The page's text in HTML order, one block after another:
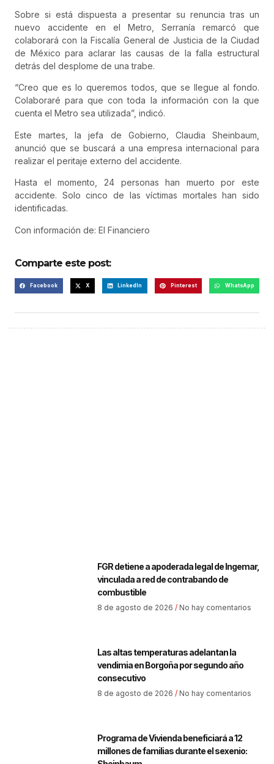
Sobre si está dispuesta a presentar su renuncia tras un
nuevo accidente en el Metro, Serranía remarcó que
colaborará con la Fiscalía General de Justicia de la Ciudad
de México para aclarar las causas de la falla estructural
detrás del desplome de una trabe.
“Creo que es lo queremos todos, que se llegue al fondo.
Colaboraré para que con toda la información con la que
cuenta el Metro sea utilizada”, indicó.
Este martes, la jefa de Gobierno, Claudia Sheinbaum,
anunció que se buscará a una empresa internacional para
realizar el peritaje externo del accidente.
Hasta el momento, 24 personas han muerto por este
accidente. Solo cinco de las víctimas mortales han sido
identificadas.
Con información de: El Financiero
Comparte este post:
Facebook X LinkedIn Pinterest WhatsApp
FGR detiene a apoderada legal de Ingemar,
vinculada a red de contrabando de
combustible
8 de agosto de 2026 No hay comentarios
Las altas temperaturas adelantan la
vendimia en Borgoña por segundo año
consecutivo
8 de agosto de 2026 No hay comentarios
Programa de Vivienda beneficiará a 12
millones de familias durante el sexenio: